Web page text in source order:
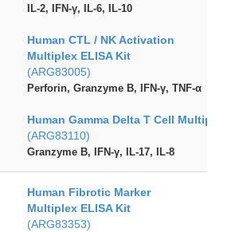
IL-2, IFN-γ, IL-6, IL-10
Human CTL / NK Activation
Multiplex ELISA Kit
(ARG83005)
Perforin, Granzyme B, IFN-γ, TNF-α
Human Gamma Delta T Cell Multiplex
(ARG83110)
Granzyme B, IFN-γ, IL-17, IL-8
Human Fibrotic Marker
Multiplex ELISA Kit
(ARG83353)